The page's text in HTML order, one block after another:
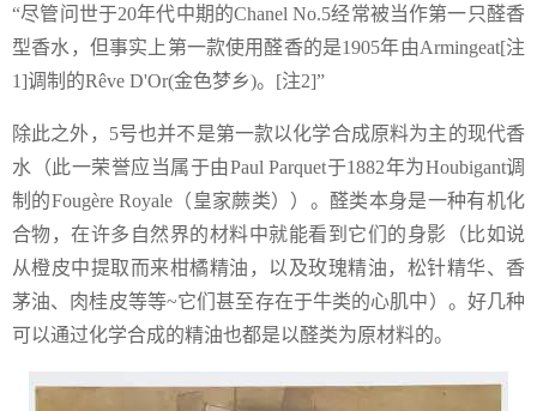
“尽管问世于20年代中期的Chanel No.5经常被当作第一只醛香
型香水，但事实上第一款使用醛香的是1905年由Armingeat[注
1]调制的Rêve D'Or(金色梦乡)。[注2]”
除此之外，5号也并不是第一款以化学合成原料为主的现代香
水（此一荣誉应当属于由Paul Parquet于1882年为Houbigant调
制的Fougère Royale（皇家蕨类））。醛类本身是一种有机化
合物，在许多自然界的材料中就能看到它们的身影（比如说
从橙皮中提取而来柑橘精油，以及玫瑰精油，松针精华、香
茅油、肉桂皮等等~它们甚至存在于牛类的心肌中）。好几种
可以通过化学合成的精油也都是以醛类为原材料的。